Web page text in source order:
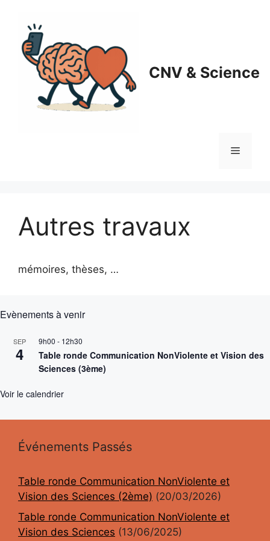
contenu
CNV & Science
Menu
Autres travaux
mémoires, thèses, …
Evènements à venir
SEP
4
9h00 - 12h30
Table ronde Communication NonViolente et Vision des
Sciences (3ème)
Voir le calendrier
Événements Passés
Table ronde Communication NonViolente et
Vision des Sciences (2ème) (20/03/2026)
Table ronde Communication NonViolente et
Vision des Sciences (13/06/2025)